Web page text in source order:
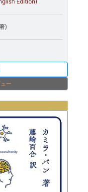
)
ー